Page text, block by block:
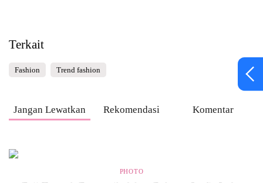
Terkait
Fashion Trend fashion
Jangan Lewatkan Rekomendasi Komentar
PHOTO